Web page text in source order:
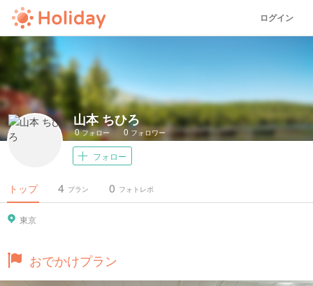
ログイン
山本 ちひろ
0フォロー 0 フォロワー
フォロー
トップ プラン
4 フォトレポ
0
東京
おでかけプラン